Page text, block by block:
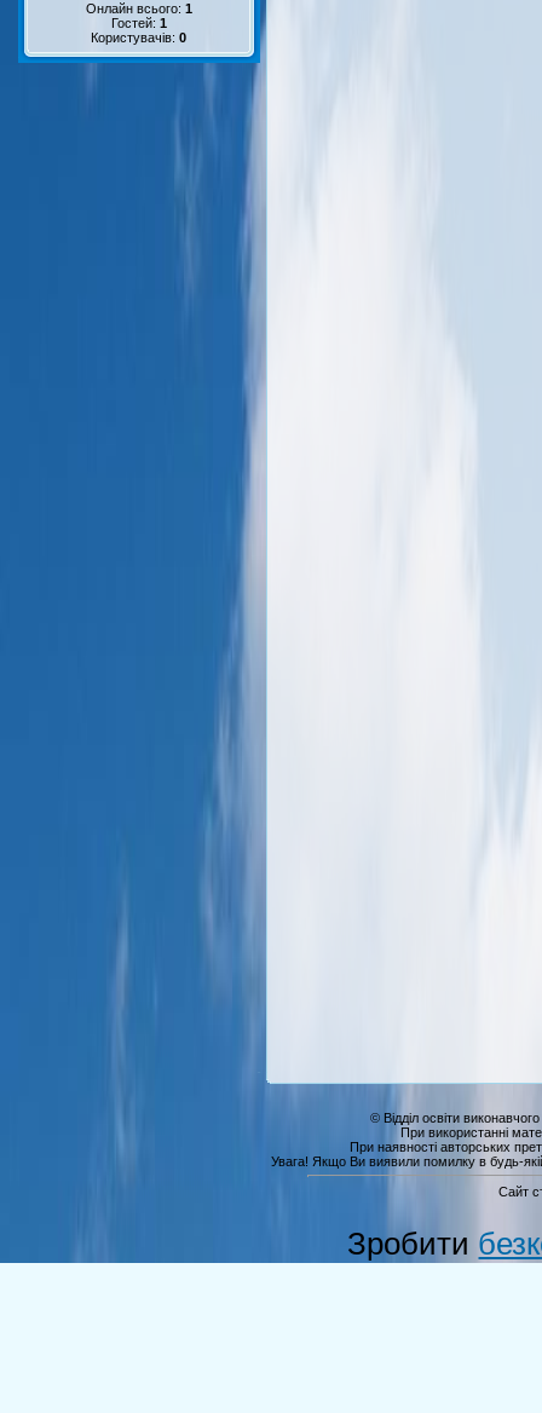
Онлайн всього: 1
Гостей: 1
Користувачів:0
© Відділ освіти
При використанні
При наявності авторських
Увага! Якщо Ви виявили помилку в будь-якій
Сайт
Зробити